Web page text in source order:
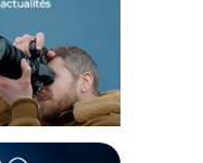
à 14 images/s, ce qui
sans aucun